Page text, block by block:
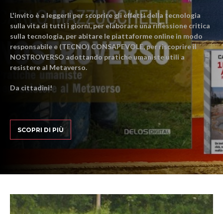
L'invito è a leggerli per scoprire gli effetti della tecnologia
sulla vita di tutti i giorni, per elaborare una riflessione critica
sulla tecnologia, per abitare le piattaforme online in modo
responsabile e (TECNO) CONSAPEVOLE, per riscoprire il
NOSTROVERSO adottando pratiche umaniste utili a
resistere al Metaverso.
Da cittadini!
SCOPRI DI PIÙ